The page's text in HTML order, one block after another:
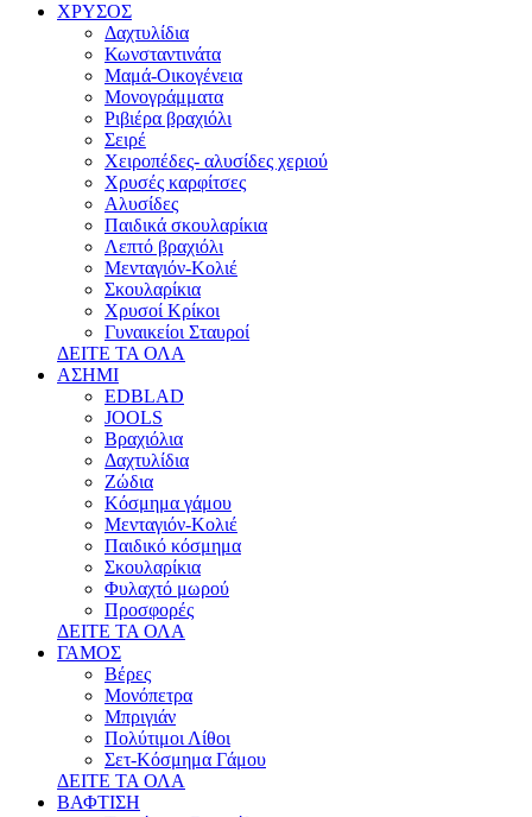
ΧΡΥΣΟΣ
Δαχτυλίδια
Κωνσταντινάτα
Μαμά-Οικογένεια
Μονογράμματα
Ριβιέρα βραχιόλι
Σειρέ
Χειροπέδες- αλυσίδες χεριού
Χρυσές καρφίτσες
Αλυσίδες
Παιδικά σκουλαρίκια
Λεπτό βραχιόλι
Μενταγιόν-Κολιέ
Σκουλαρίκια
Χρυσοί Κρίκοι
Γυναικείοι Σταυροί
ΔΕΙΤΕ ΤΑ ΟΛΑ
ΑΣΗΜΙ
EDBLAD
JOOLS
Βραχιόλια
Δαχτυλίδια
Ζώδια
Κόσμημα γάμου
Μενταγιόν-Κολιέ
Παιδικό κόσμημα
Σκουλαρίκια
Φυλαχτό μωρού
Προσφορές
ΔΕΙΤΕ ΤΑ ΟΛΑ
ΓΑΜΟΣ
Βέρες
Μονόπετρα
Μπριγιάν
Πολύτιμοι Λίθοι
Σετ-Κόσμημα Γάμου
ΔΕΙΤΕ ΤΑ ΟΛΑ
ΒΑΦΤΙΣΗ